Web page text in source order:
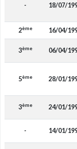
- 18/07/
2ème 16/04/
3ème 06/04/
5ème 28/01/
3ème 24/01/
- 14/01/